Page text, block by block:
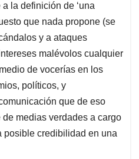
la definición de ‘una
que nada propone (se
y a ataques
malévolos cualquier
de vocerías en los
políticos, y
que de eso
medias verdades a cargo
posible credibilidad en una